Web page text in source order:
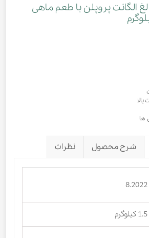
الگانت پروپلن با طعم ماهی
ها
شرح محصول نظرات
8.2022
1.5 کیلوگرم